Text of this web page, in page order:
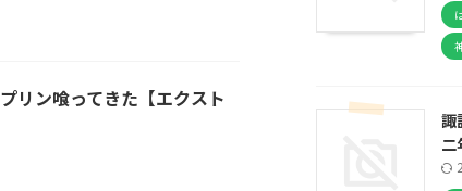
リン喰ってきた【エクスト
諏
二